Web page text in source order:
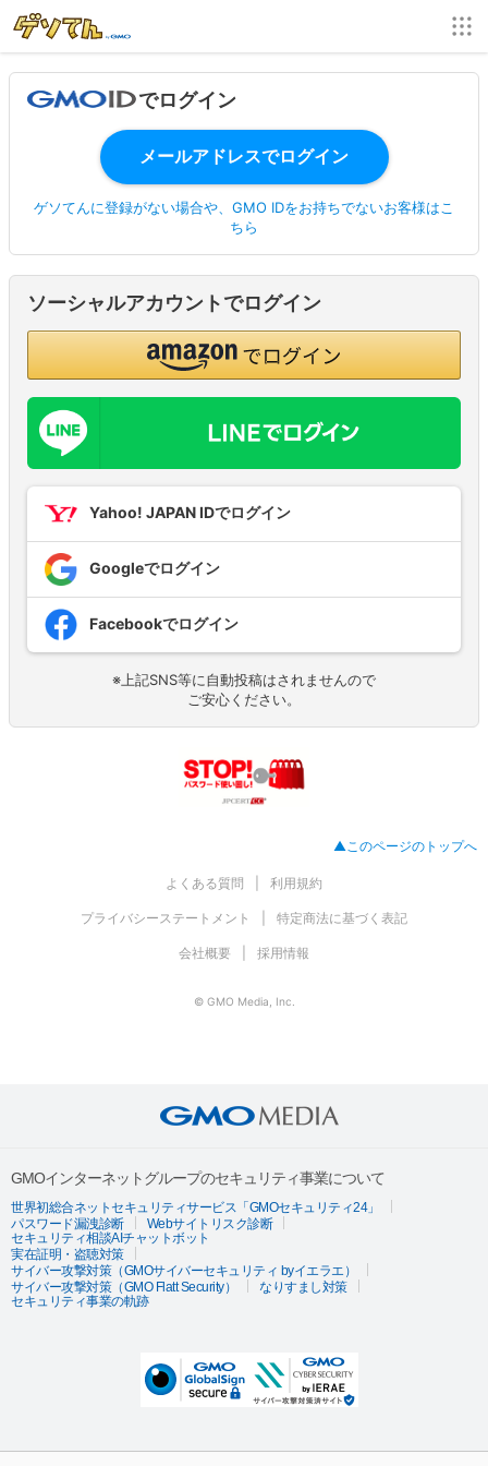
でログイン
ゲソてんに登録がない場合や、GMO IDをお持ちでないお客様はこ
ちら
ソーシャルアカウントでログイン
Yahoo! JAPAN IDでログイン
Googleでログイン
Facebookでログイン
※上記SNS等に自動投稿はされませんので
ご安心ください。
▲このページのトップへ
よくある質問 利用規約
プライバシーステートメント 特定商法に基づく表記
会社概要 採用情報
© GMO Media, Inc.
GMOインターネットグループのセキュリティ事業について
世界初総合ネットセキュリティサービス「GMOセキュリティ24」
パスワード漏洩診断
Webサイトリスク診断
セキュリティ相談AIチャットボット
実在証明・盗聴対策
サイバー攻撃対策（GMOサイバーセキュリティ byイエラエ）
サイバー攻撃対策（GMO Flatt Security）
なりすまし対策
セキュリティ事業の軌跡